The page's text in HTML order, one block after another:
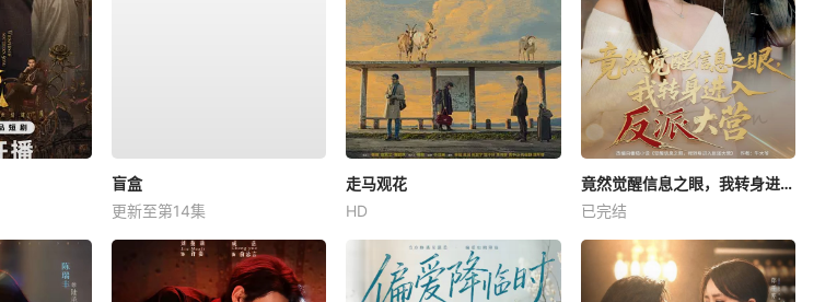
盲盒
更新至第14集
走马观花
HD
竟然觉醒信息之眼，我转身进入反派大营
已完结